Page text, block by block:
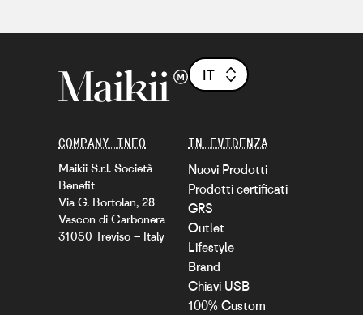
COMPANY INFO
Maikii S.r.l. Società
Benefit
Via G. Bortolan, 28
Vascon di Carbonera
31050 Treviso – Italy
IN EVIDENZA
Nuovi Prodotti
Prodotti certificati
GRS
Outlet
Lifestyle
Brand
Chiavi USB
100% Custom
IT